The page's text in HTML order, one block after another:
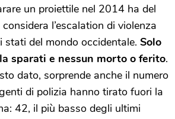
un proiettile nel 2014 ha del
l’escalation di violenza
stati del mondo occidentale. Solo
sparati e nessun morto o ferito.
dato, sorprende anche il numero
di polizia hanno tirato fuori la
42, il più basso degli ultimi